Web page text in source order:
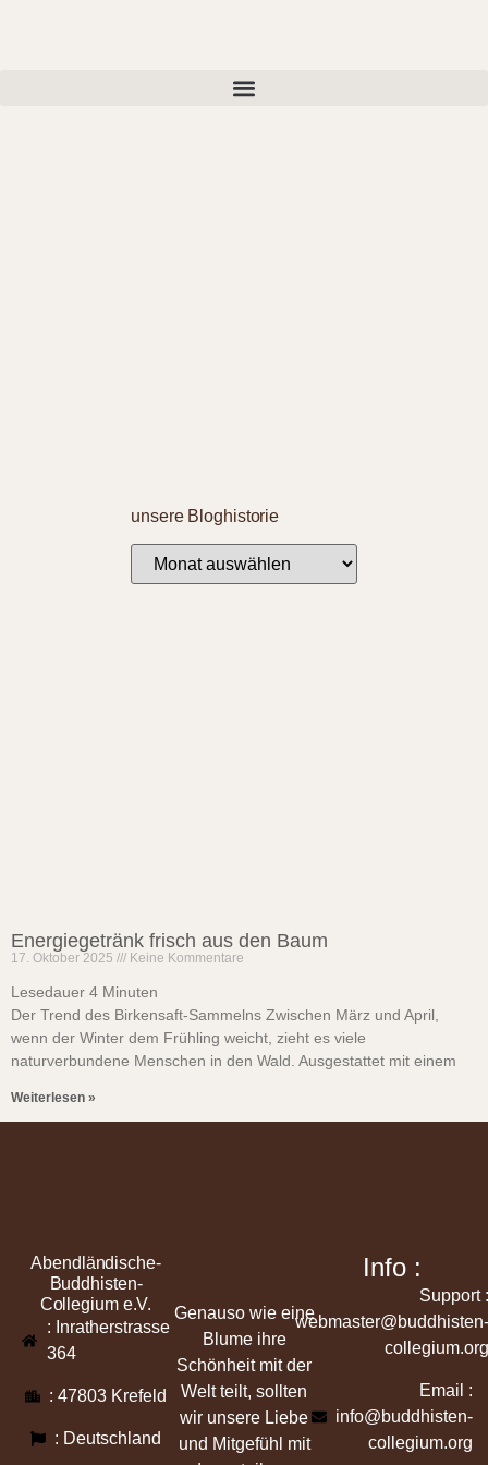
unsere Bloghistorie
Energiegetränk frisch aus den Baum
17. Oktober 2025 Keine Kommentare
Lesedauer 4 Minuten
Der Trend des Birkensaft-Sammelns Zwischen März und April,
wenn der Winter dem Frühling weicht, zieht es viele
naturverbundene Menschen in den Wald. Ausgestattet mit einem
Weiterlesen »
Abendländische-
Buddhisten-
Collegium e.V.
: Inratherstrasse
364
: 47803 Krefeld
: Deutschland
Genauso wie eine
Blume ihre
Schönheit mit der
Welt teilt, sollten
wir unsere Liebe
und Mitgefühl mit
Info :
Support :
webmaster@buddhisten-
collegium.org
Email :
info@buddhisten-
collegium.org